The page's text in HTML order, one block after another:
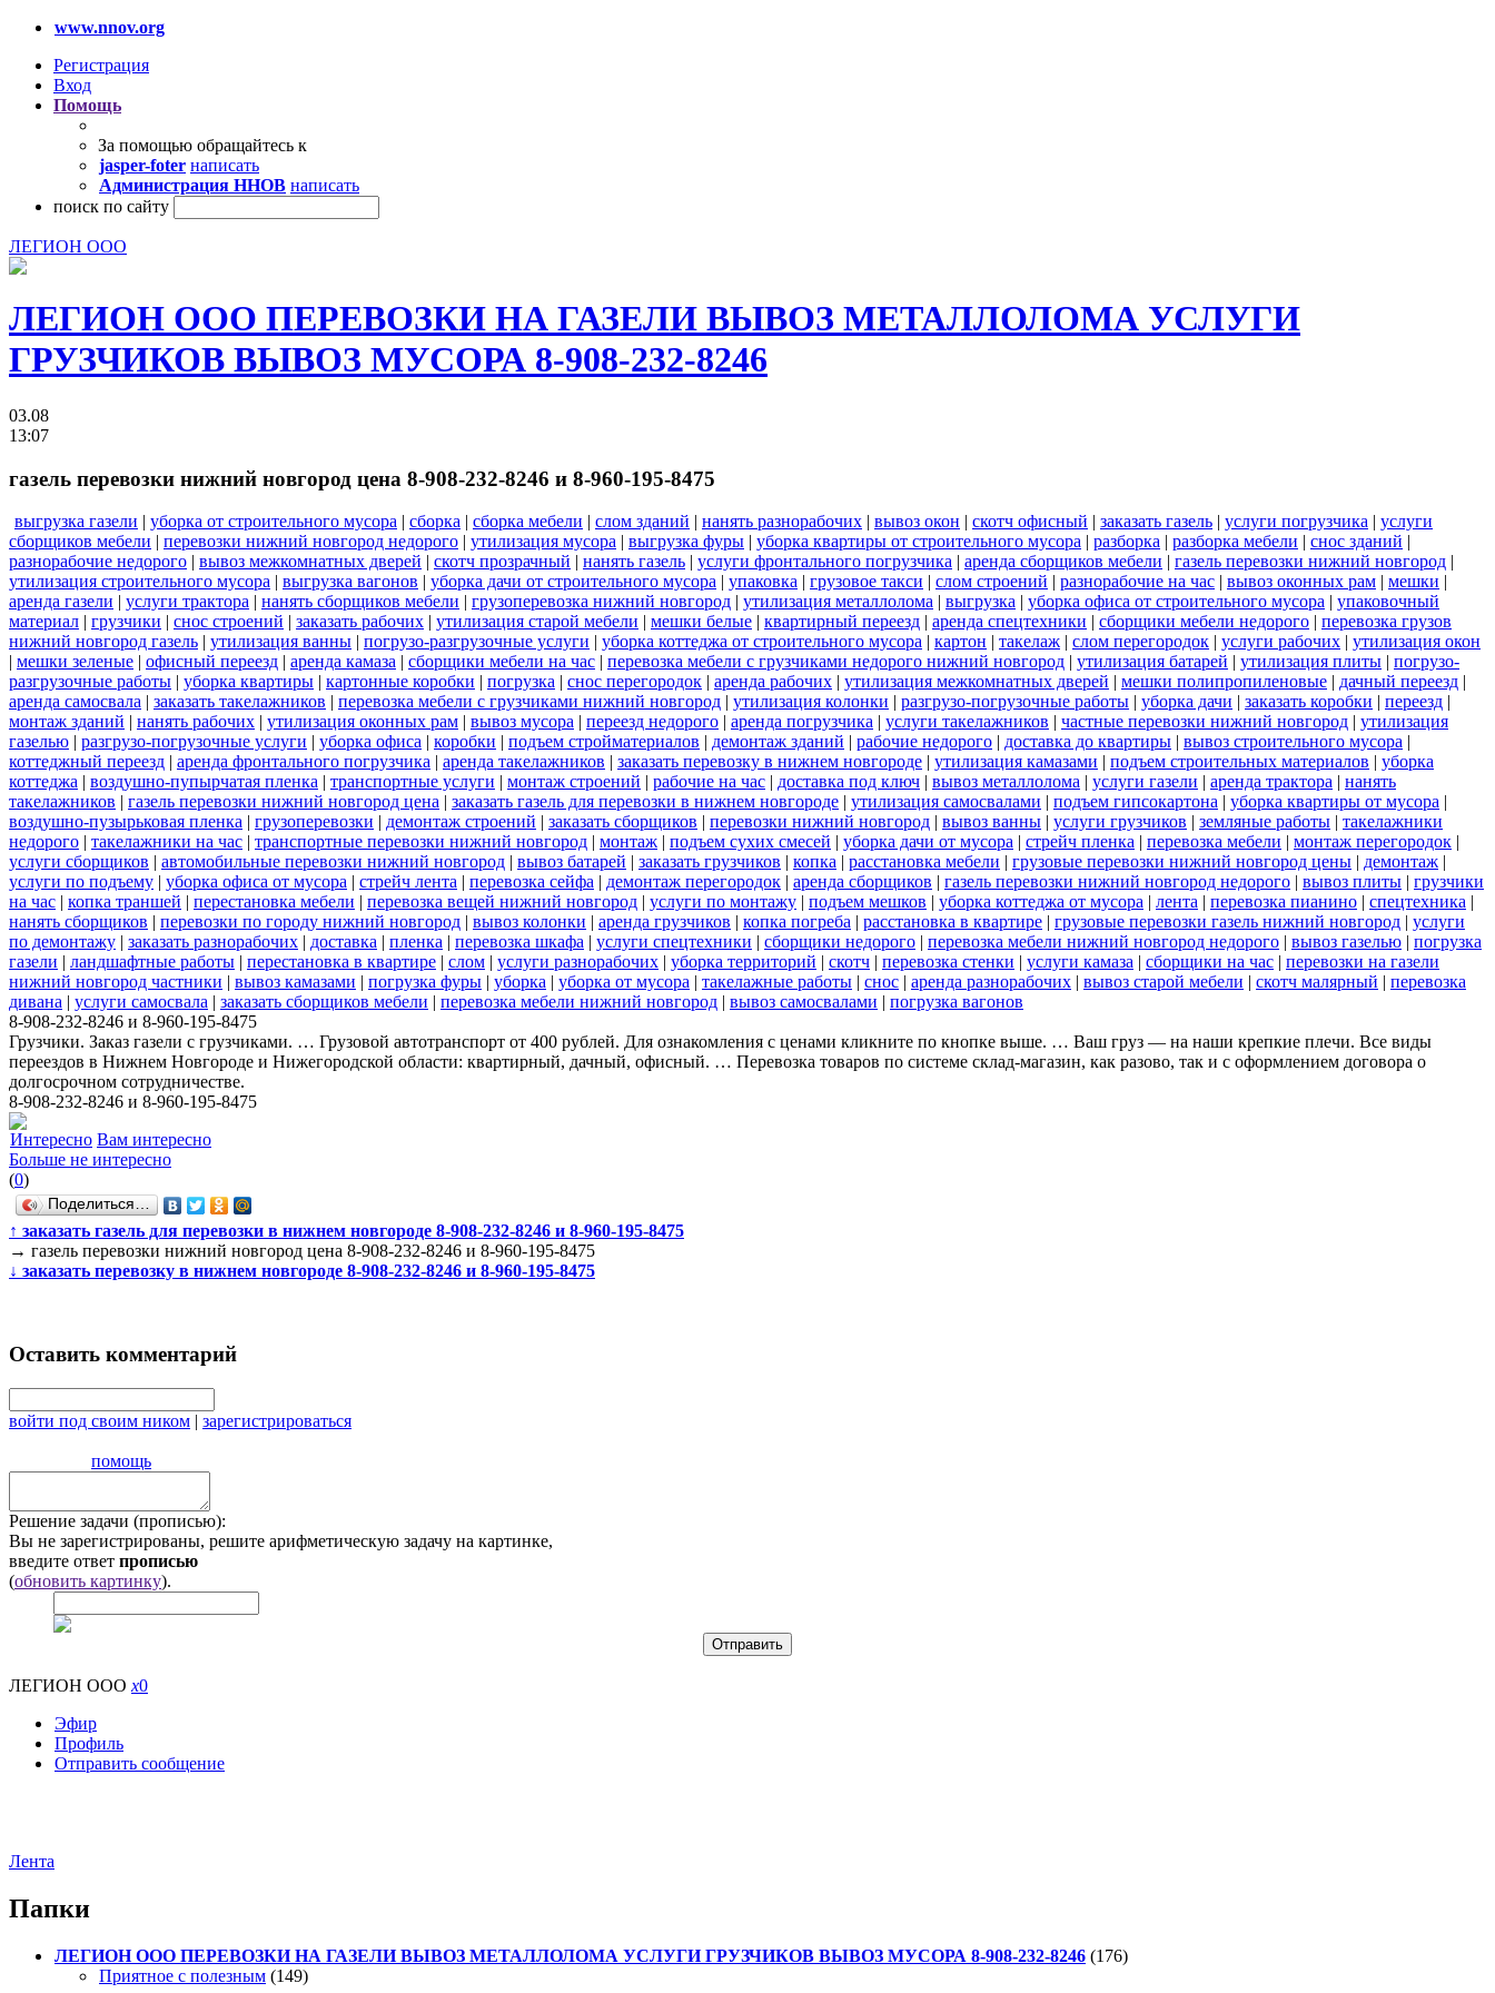
www.nnov.org
Регистрация
Вход
Помощь
За помощью обращайтесь к
jasper-foter написать
Администрация ННОВ написать
поиск по сайту
ЛЕГИОН ООО
ЛЕГИОН ООО ПЕРЕВОЗКИ НА ГАЗЕЛИ ВЫВОЗ МЕТАЛЛОЛОМА УСЛУГИ
ГРУЗЧИКОВ ВЫВОЗ МУСОРА 8-908-232-8246
03.08
13:07
газель перевозки нижний новгород цена 8-908-232-8246 и 8-960-195-8475
выгрузка газели | уборка от строительного мусора | сборка | сборка мебели | слом зданий | нанять разнорабочих | вывоз окон | скотч офисный | заказать газель | услуги погрузчика | услуги
сборщиков мебели | перевозки нижний новгород недорого | утилизация мусора | выгрузка фуры | уборка квартиры от строительного мусора | разборка | разборка мебели | снос зданий |
разнорабочие недорого | вывоз межкомнатных дверей | скотч прозрачный | нанять газель | услуги фронтального погрузчика | аренда сборщиков мебели | газель перевозки нижний новгород |
утилизация строительного мусора | выгрузка вагонов | уборка дачи от строительного мусора | упаковка | грузовое такси | слом строений | разнорабочие на час | вывоз оконных рам | мешки |
аренда газели | услуги трактора | нанять сборщиков мебели | грузоперевозка нижний новгород | утилизация металлолома | выгрузка | уборка офиса от строительного мусора | упаковочный
материал | грузчики | снос строений | заказать рабочих | утилизация старой мебели | мешки белые | квартирный переезд | аренда спецтехники | сборщики мебели недорого | перевозка грузов
нижний новгород газель | утилизация ванны | погрузо-разгрузочные услуги | уборка коттеджа от строительного мусора | картон | такелаж | слом перегородок | услуги рабочих | утилизация окон
| мешки зеленые | офисный переезд | аренда камаза | сборщики мебели на час | перевозка мебели с грузчиками недорого нижний новгород | утилизация батарей | утилизация плиты | погрузо-
разгрузочные работы | уборка квартиры | картонные коробки | погрузка | снос перегородок | аренда рабочих | утилизация межкомнатных дверей | мешки полипропиленовые | дачный переезд |
аренда самосвала | заказать такелажников | перевозка мебели с грузчиками нижний новгород | утилизация колонки | разгрузо-погрузочные работы | уборка дачи | заказать коробки | переезд |
монтаж зданий | нанять рабочих | утилизация оконных рам | вывоз мусора | переезд недорого | аренда погрузчика | услуги такелажников | частные перевозки нижний новгород | утилизация
газелью | разгрузо-погрузочные услуги | уборка офиса | коробки | подъем стройматериалов | демонтаж зданий | рабочие недорого | доставка до квартиры | вывоз строительного мусора |
коттеджный переезд | аренда фронтального погрузчика | аренда такелажников | заказать перевозку в нижнем новгороде | утилизация камазами | подъем строительных материалов | уборка
коттеджа | воздушно-пупырчатая пленка | транспортные услуги | монтаж строений | рабочие на час | доставка под ключ | вывоз металлолома | услуги газели | аренда трактора | нанять
такелажников | газель перевозки нижний новгород цена | заказать газель для перевозки в нижнем новгороде | утилизация самосвалами | подъем гипсокартона | уборка квартиры от мусора |
воздушно-пузырьковая пленка | грузоперевозки | демонтаж строений | заказать сборщиков | перевозки нижний новгород | вывоз ванны | услуги грузчиков | земляные работы | такелажники
недорого | такелажники на час | транспортные перевозки нижний новгород | монтаж | подъем сухих смесей | уборка дачи от мусора | стрейч пленка | перевозка мебели | монтаж перегородок |
услуги сборщиков | автомобильные перевозки нижний новгород | вывоз батарей | заказать грузчиков | копка | расстановка мебели | грузовые перевозки нижний новгород цены | демонтаж |
услуги по подъему | уборка офиса от мусора | стрейч лента | перевозка сейфа | демонтаж перегородок | аренда сборщиков | газель перевозки нижний новгород недорого | вывоз плиты | грузчики
на час | копка траншей | перестановка мебели | перевозка вещей нижний новгород | услуги по монтажу | подъем мешков | уборка коттеджа от мусора | лента | перевозка пианино | спецтехника |
нанять сборщиков | перевозки по городу нижний новгород | вывоз колонки | аренда грузчиков | копка погреба | расстановка в квартире | грузовые перевозки газель нижний новгород | услуги
по демонтажу | заказать разнорабочих | доставка | пленка | перевозка шкафа | услуги спецтехники | сборщики недорого | перевозка мебели нижний новгород недорого | вывоз газелью | погрузка
газели | ландшафтные работы | перестановка в квартире | слом | услуги разнорабочих | уборка территорий | скотч | перевозка стенки | услуги камаза | сборщики на час | перевозки на газели
нижний новгород частники | вывоз камазами | погрузка фуры | уборка | уборка от мусора | такелажные работы | снос | аренда разнорабочих | вывоз старой мебели | скотч малярный | перевозка
дивана | услуги самосвала | заказать сборщиков мебели | перевозка мебели нижний новгород | вывоз самосвалами | погрузка вагонов
8-908-232-8246 и 8-960-195-8475
Грузчики. Заказ газели с грузчиками. … Грузовой автотранспорт от 400 рублей. Для ознакомления с ценами кликните по кнопке выше. … Ваш груз — на наши крепкие плечи. Все виды
переездов в Нижнем Новгороде и Нижегородской области: квартирный, дачный, офисный. … Перевозка товаров по системе склад-магазин, как разово, так и с оформлением договора о
долгосрочном сотрудничестве.
8-908-232-8246 и 8-960-195-8475
Интересно Вам интересно
Больше не интересно
(0)
Поделиться…
↑ заказать газель для перевозки в нижнем новгороде 8-908-232-8246 и 8-960-195-8475
→ газель перевозки нижний новгород цена 8-908-232-8246 и 8-960-195-8475
↓ заказать перевозку в нижнем новгороде 8-908-232-8246 и 8-960-195-8475
Оставить комментарий
войти под своим ником | зарегистрироваться
помощь
Решение задачи (прописью):
Вы не зарегистрированы, решите арифметическую задачу на картинке,
введите ответ прописью
(обновить картинку).
ЛЕГИОН ООО x0
Эфир
Профиль
Отправить сообщение
Лента
Папки
ЛЕГИОН ООО ПЕРЕВОЗКИ НА ГАЗЕЛИ ВЫВОЗ МЕТАЛЛОЛОМА УСЛУГИ ГРУЗЧИКОВ ВЫВОЗ МУСОРА 8-908-232-8246 (176)
Приятное с полезным (149)